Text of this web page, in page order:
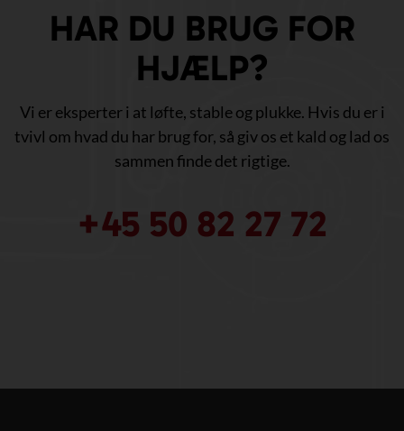
HAR DU BRUG FOR
HJÆLP?
Vi er eksperter i at løfte, stable og plukke. Hvis du er i
tvivl om hvad du har brug for, så giv os et kald og lad os
sammen finde det rigtige.
+45 50 82 27 72